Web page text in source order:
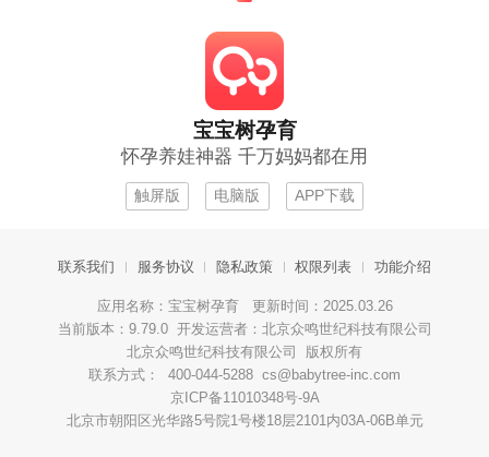
宝宝树孕育
怀孕养娃神器 千万妈妈都在用
触屏版 电脑版 APP下载
联系我们 服务协议 隐私政策 权限列表 功能介绍
应用名称：宝宝树孕育 更新时间：2025.03.26
当前版本：9.79.0 开发运营者：北京众鸣世纪科技有限公司
北京众鸣世纪科技有限公司 版权所有
联系方式： 400-044-5288 cs@babytree-inc.com
京ICP备11010348号-9A
北京市朝阳区光华路5号院1号楼18层2101内03A-06B单元